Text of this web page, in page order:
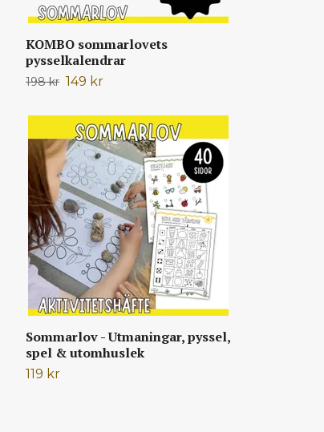
KOMBO sommarlovets
pysselkalendrar
198 kr 149 kr
Sommarlov - Utmaningar, pyssel,
spel & utomhuslek
119 kr